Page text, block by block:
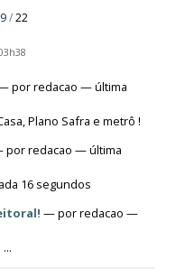
/22
porredacao — última
Plano Safra e metrô !
porredacao — última
16 segundos
—porredacao —